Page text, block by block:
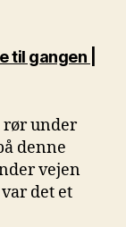
gangen |
rør under
denne
vejen
det et